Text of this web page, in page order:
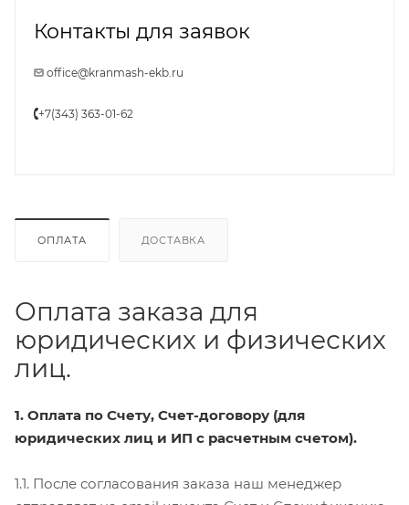
Контакты для заявок
office@kranmash-ekb.ru
+7(343) 363-01-62
ОПЛАТА ДОСТАВКА
Оплата заказа для
юридических и физических
лиц.
1. Оплата по Счету, Счет-договору (для
юридических лиц и ИП с расчетным счетом).
1.1. После согласования заказа наш менеджер